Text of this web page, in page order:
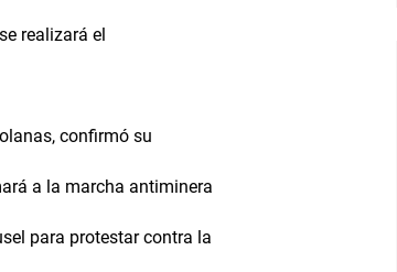
realizará el
confirmó su
a la marcha antiminera
para protestar contra la